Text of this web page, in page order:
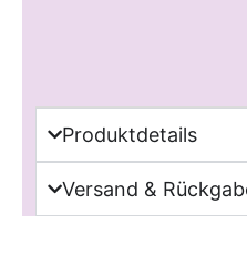
Produktdetails
Versand &